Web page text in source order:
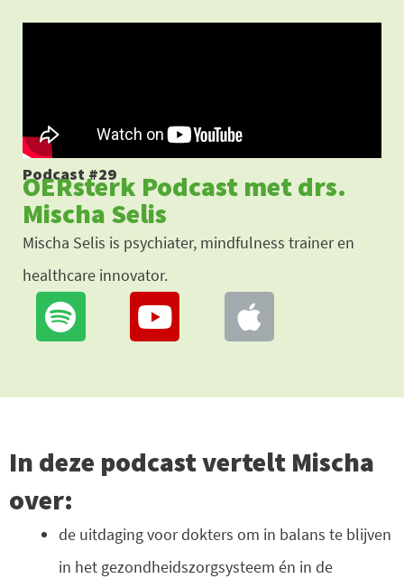
Podcast #29
OERsterk Podcast met drs.
Mischa Selis
Mischa Selis is psychiater, mindfulness trainer en
healthcare innovator.
In deze podcast vertelt Mischa
over:
de uitdaging voor dokters om in balans te blijven
in het gezondheidszorgsysteem én in de